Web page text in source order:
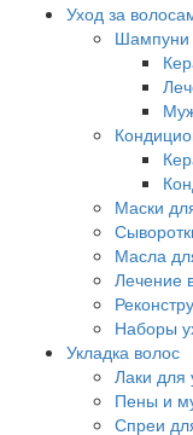
Уход за
Шампуни
Маски
Масла
Лечение
Наборы
Укладка волос
Лаки для
Пены и
Спреи